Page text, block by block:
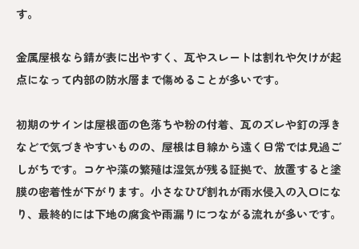
す。
金属屋根なら錆が表に出やすく、瓦やスレートは割れや欠けが起
点になって内部の防水層まで傷めることが多いです。
初期のサインは屋根面の色落ちや粉の付着、瓦のズレや釘の浮き
などで気づきやすいものの、屋根は目線から遠く日常では見過ご
しがちです。コケや藻の繁殖は湿気が残る証拠で、放置すると塗
膜の密着性が下がります。小さなひび割れが雨水侵入の入口にな
り、最終的には下地の腐食や雨漏りにつながる流れが多いです。